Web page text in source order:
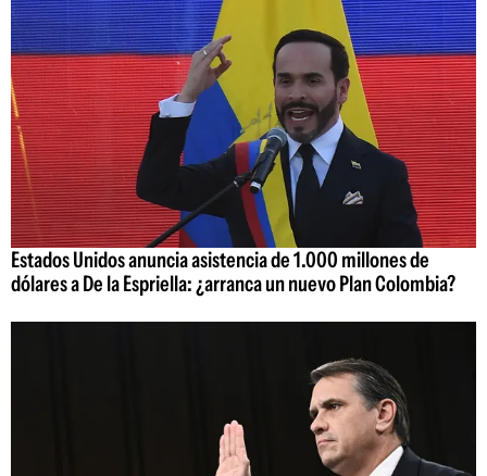
Estados Unidos anuncia asistencia de 1.000 millones de
dólares a De la Espriella: ¿arranca un nuevo Plan Colombia?